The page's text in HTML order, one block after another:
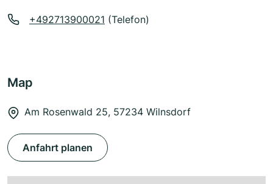
+492713900021 (Telefon)
Map
Am Rosenwald 25, 57234 Wilnsdorf
Anfahrt planen